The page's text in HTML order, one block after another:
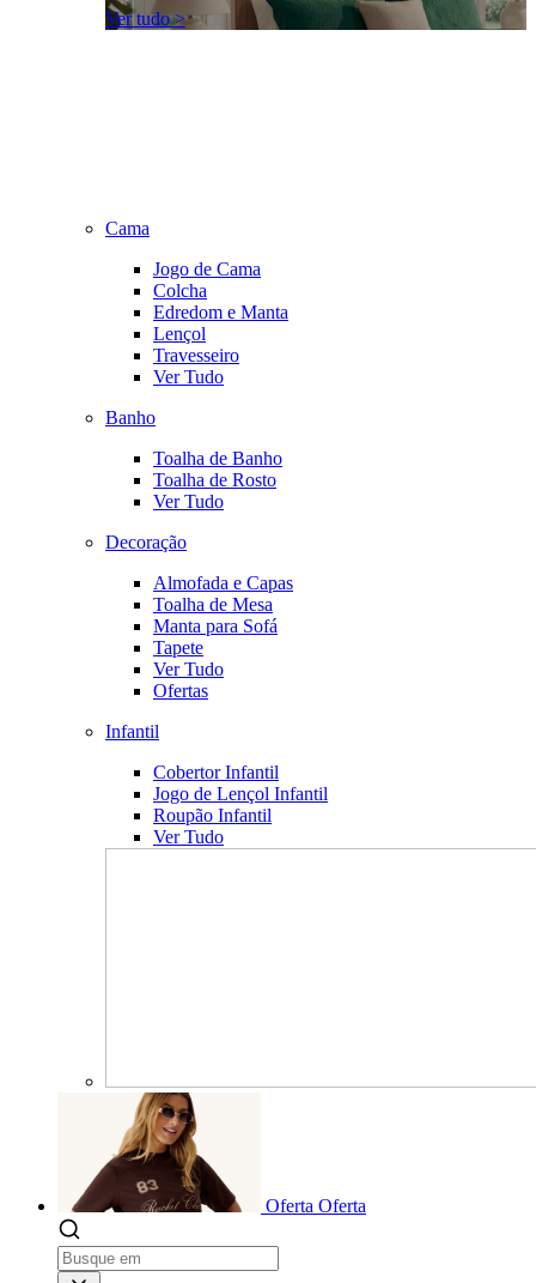
Ver tudo >
Cama
Jogo de Cama
Colcha
Edredom e Manta
Lençol
Travesseiro
Ver Tudo
Banho
Toalha de Banho
Toalha de Rosto
Ver Tudo
Decoração
Almofada e Capas
Toalha de Mesa
Manta para Sofá
Tapete
Ver Tudo
Ofertas
Infantil
Cobertor Infantil
Jogo de Lençol Infantil
Roupão Infantil
Ver Tudo
Oferta Oferta